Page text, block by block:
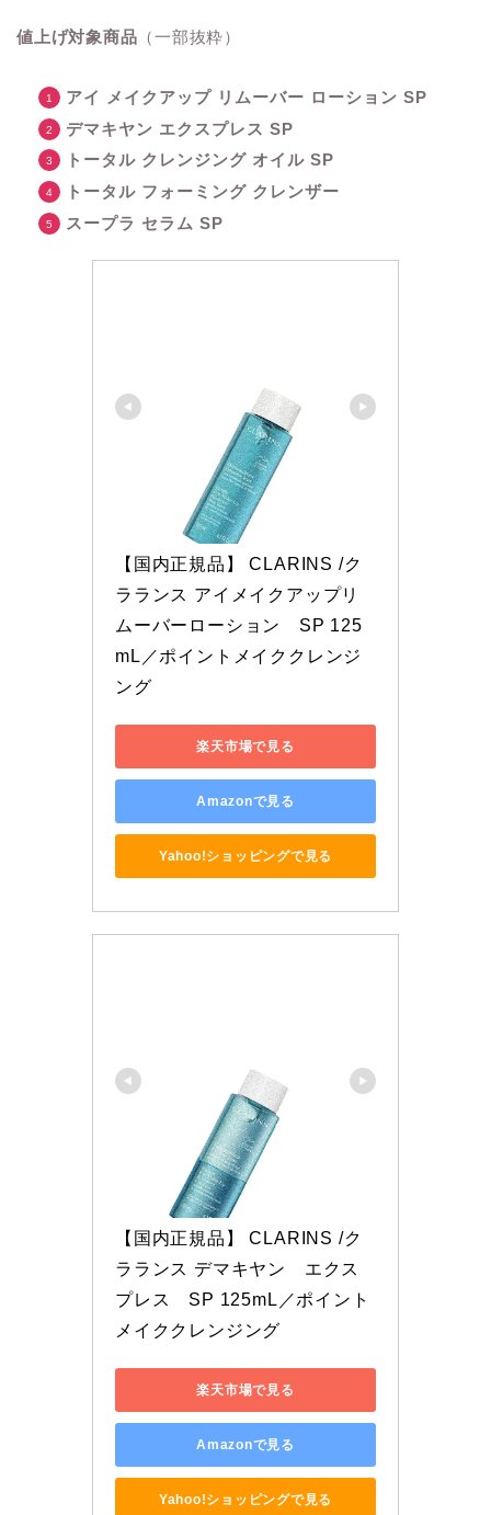
値上げ対象商品 （一部抜粋）
アイ メイクアップ リムーバー ローション SP
デマキヤン エクスプレス SP
トータル クレンジング オイル SP
トータル フォーミング クレンザー
スープラ セラム SP
【国内正規品】 CLARINS /ク
ラランス アイメイクアップリ
ムーバーローション　SP 125
mL／ポイントメイククレンジ
ング
楽天市場で見る
Amazonで見る
Yahoo!ショッピングで見る
【国内正規品】 CLARINS /ク
ラランス デマキヤン　エクス
プレス　SP 125mL／ポイント
メイククレンジング
楽天市場で見る
Amazonで見る
Yahoo!ショッピングで見る